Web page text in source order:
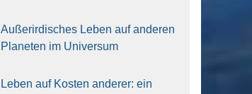
Außer­ir­di­sches Leben auf ande­ren
Pla­ne­ten im Uni­ver­sum
Leben auf Kos­ten ande­rer: ein